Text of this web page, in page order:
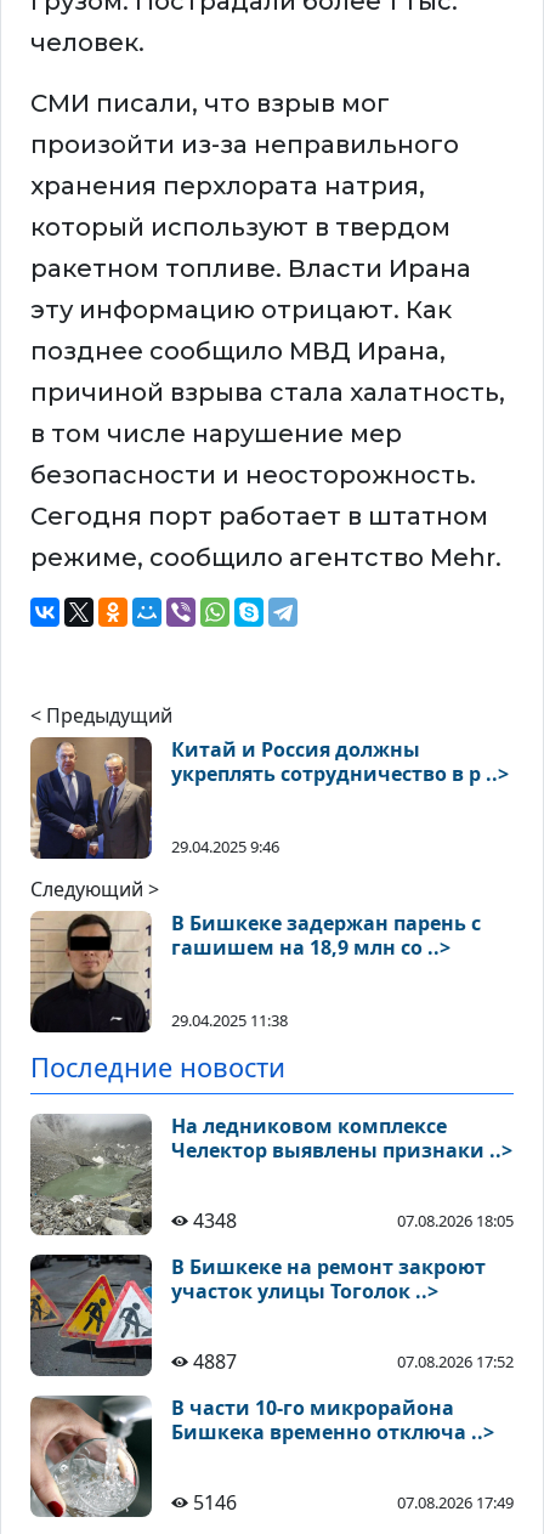
человек.
СМИ писали, что взрыв мог
произойти из-за неправильного
хранения перхлората натрия,
который используют в твердом
ракетном топливе. Власти Ирана
эту информацию отрицают. Как
позднее сообщило МВД Ирана,
причиной взрыва стала халатность,
в том числе нарушение мер
безопасности и неосторожность.
Сегодня порт работает в штатном
режиме, сообщило агентство Mehr.
< Предыдущий
Китай и Россия должны
укреплять сотрудничество в р ..>
29.04.2025 9:46
Следующий >
В Бишкеке задержан парень с
гашишем на 18,9 млн со ..>
29.04.2025 11:38
Последние новости
На ледниковом комплексе
Челектор выявлены признаки ..>
4348 07.08.2026 18:05
В Бишкеке на ремонт закроют
участок улицы Тоголок ..>
4887 07.08.2026 17:52
В части 10-го микрорайона
Бишкека временно отключа ..>
5146 07.08.2026 17:49